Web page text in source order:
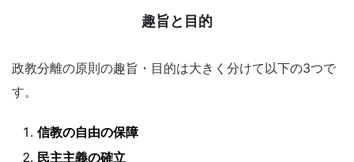
趣旨と目的
政教分離の原則の趣旨・目的は大きく分けて以下の3つで
す。
信教の自由の保障
民主主義の確立